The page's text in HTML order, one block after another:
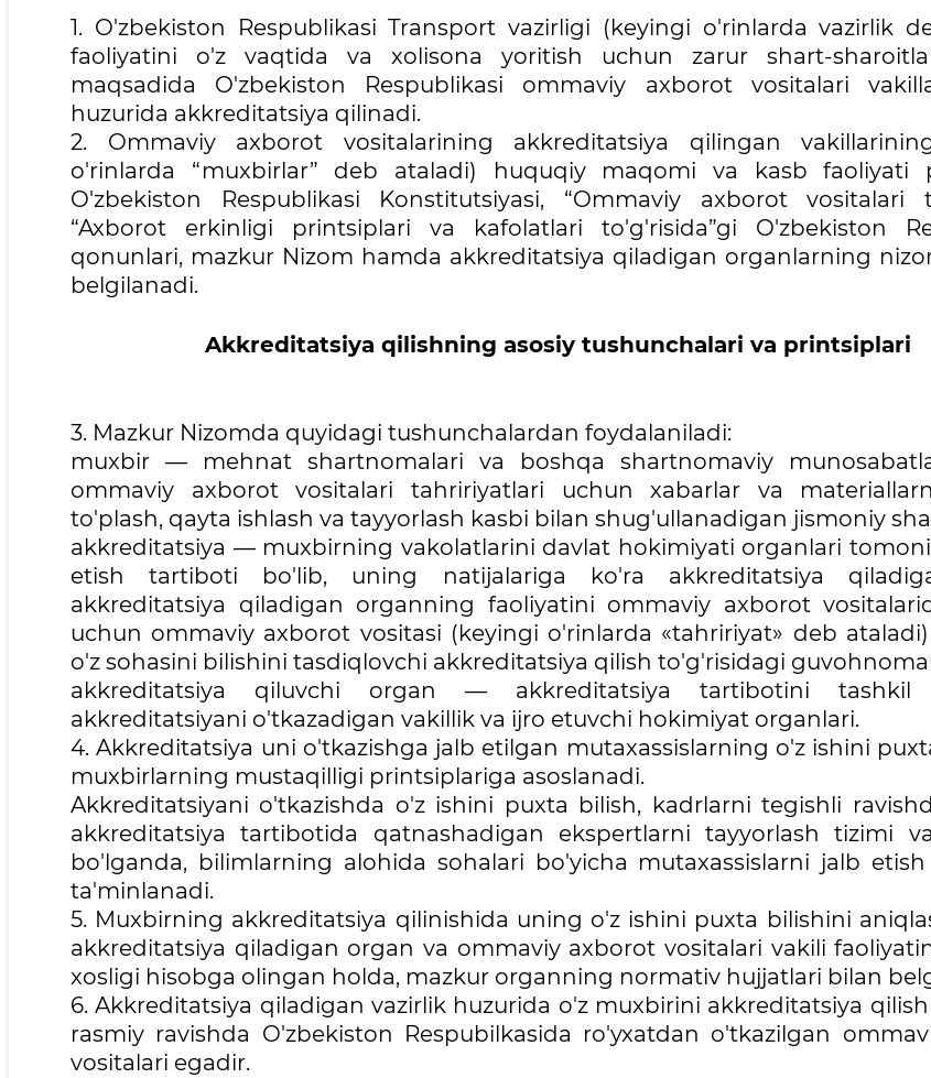
1. O'zbekiston Respublikasi Transport vazirligi (keyingi o'rinlarda vazirlik
faoliyatini o'z vaqtida va xolisona yoritish uchun zarur shart-
maqsadida O'zbekiston Respublikasi ommaviy axborot vositalari
huzurida akkreditatsiya qilinadi.
2. Ommaviy axborot vositalarining akkreditatsiya qilingan
o'rinlarda “muxbirlar” deb ataladi) huquqiy maqomi va kasb faoliyati
O'zbekiston Respublikasi Konstitutsiyasi, “Ommaviy axborot vositalari
“Axborot erkinligi printsiplari va kafolatlari to'g'risida”gi O'zbekiston
qonunlari, mazkur Nizom hamda akkreditatsiya qiladigan organlarning
belgilanadi.
Akkreditatsiya qilishning asosiy tushunchalari va printsiplari
3. Mazkur Nizomda quyidagi tushunchalardan foydalaniladi:
muxbir — mehnat shartnomalari va boshqa shartnomaviy
ommaviy axborot vositalari tahririyatlari uchun xabarlar va
to'plash, qayta ishlash va tayyorlash kasbi bilan shug'ullanadigan jismoniy
akkreditatsiya — muxbirning vakolatlarini davlat hokimiyati organlari
etish tartiboti bo'lib, uning natijalariga ko'ra akkreditatsiya
akkreditatsiya qiladigan organning faoliyatini ommaviy axborot
uchun ommaviy axborot vositasi (keyingi o'rinlarda «tahririyat» deb
o'z sohasini bilishini tasdiqlovchi akkreditatsiya qilish to'g'risidagi
akkreditatsiya qiluvchi organ — akkreditatsiya tartibotini tashkil
akkreditatsiyani o'tkazadigan vakillik va ijro etuvchi hokimiyat organlari.
4. Akkreditatsiya uni o'tkazishga jalb etilgan mutaxassislarning o'z ishini
muxbirlarning mustaqilligi printsiplariga asoslanadi.
Akkreditatsiyani o'tkazishda o'z ishini puxta bilish, kadrlarni tegishli
akkreditatsiya tartibotida qatnashadigan ekspertlarni tayyorlash tizimi
bo'lganda, bilimlarning alohida sohalari bo'yicha mutaxassislarni jalb
ta'minlanadi.
5. Muxbirning akkreditatsiya qilinishida uning o'z ishini puxta bilishini
akkreditatsiya qiladigan organ va ommaviy axborot vositalari vakili
xosligi hisobga olingan holda, mazkur organning normativ hujjatlari bilan
6. Akkreditatsiya qiladigan vazirlik huzurida o'z muxbirini akkreditatsiya
rasmiy ravishda O'zbekiston Respubilkasida ro'yxatdan o'tkazilgan
vositalari egadir.